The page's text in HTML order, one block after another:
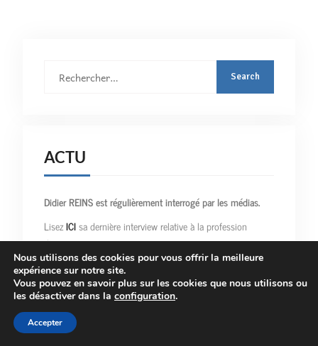
ACTU
Didier REINS est régulièrement interrogé par les médias.
LisezICIsa dernière interview relative à la profession
d’avocat.
RetrouvezICIla dernière interview donnée par Didier REINS
en droit routier.
Nous utilisons des cookies pour vous offrir la meilleure
expérience sur notre site.
Vous pouvez en savoir plus sur les cookies que nous utilisons ou
les désactiver dans la configuration.
Accepter